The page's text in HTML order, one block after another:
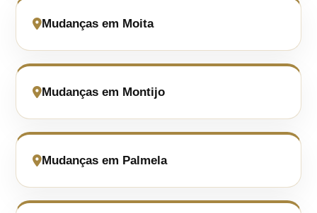
Mudanças em Moita
Mudanças em Montijo
Mudanças em Palmela